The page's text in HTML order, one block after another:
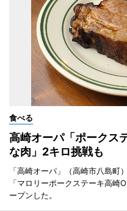
食べる
高崎オーパ「ポークス
な肉」2キロ挑戦も
「高崎オーパ」（高崎市八島町
「マロリーポークステーキ高
ープンした。